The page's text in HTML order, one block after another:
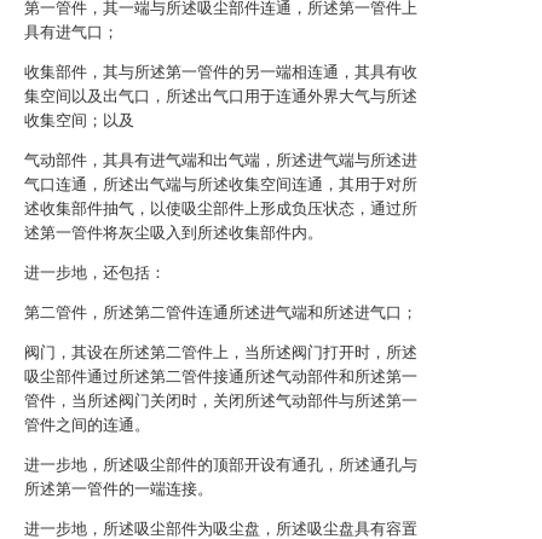
第一管件，其一端与所述吸尘部件连通，所述第一管件上
具有进气口；
收集部件，其与所述第一管件的另一端相连通，其具有收
集空间以及出气口，所述出气口用于连通外界大气与所述
收集空间；以及
气动部件，其具有进气端和出气端，所述进气端与所述进
气口连通，所述出气端与所述收集空间连通，其用于对所
述收集部件抽气，以使吸尘部件上形成负压状态，通过所
述第一管件将灰尘吸入到所述收集部件内。
进一步地，还包括：
第二管件，所述第二管件连通所述进气端和所述进气口；
阀门，其设在所述第二管件上，当所述阀门打开时，所述
吸尘部件通过所述第二管件接通所述气动部件和所述第一
管件，当所述阀门关闭时，关闭所述气动部件与所述第一
管件之间的连通。
进一步地，所述吸尘部件的顶部开设有通孔，所述通孔与
所述第一管件的一端连接。
进一步地，所述吸尘部件为吸尘盘，所述吸尘盘具有容置